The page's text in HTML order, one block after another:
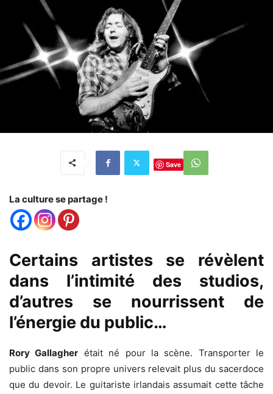
Save
La culture se partage !
Certains artistes se révèlent
dans l’intimité des studios,
d’autres se nourrissent de
l’énergie du public…
Rory Gallagher était né pour la scène. Transporter le
public dans son propre univers relevait plus du sacerdoce
que du devoir. Le guitariste irlandais assumait cette tâche